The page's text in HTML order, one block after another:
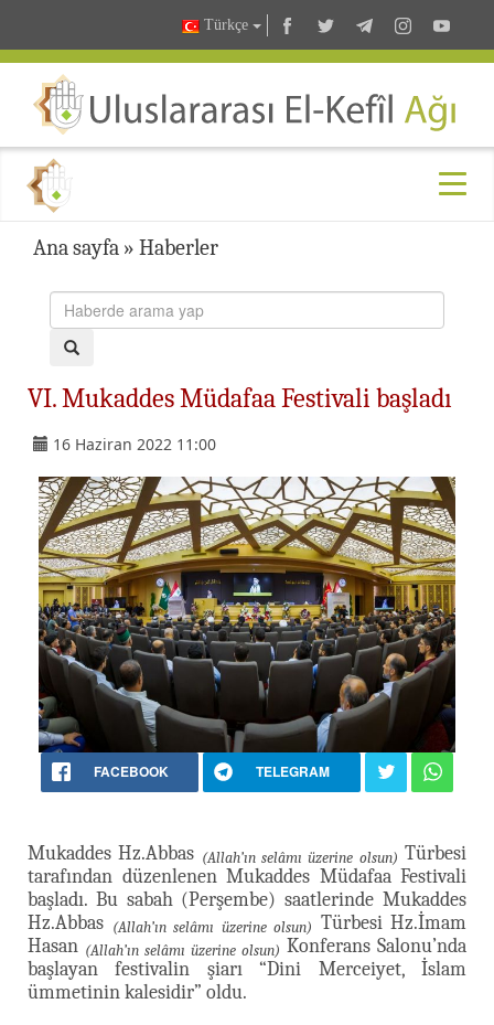
Türkçe
Ana sayfa » Haberler
VI. Mukaddes Müdafaa Festivali başladı
16 Haziran 2022 11:00
FACEBOOK TELEGRAM
Mukaddes Hz.Abbas (Allah’ın selâmı üzerine olsun) Türbesi
tarafından düzenlenen Mukaddes Müdafaa Festivali
başladı. Bu sabah (Perşembe) saatlerinde Mukaddes
Hz.Abbas (Allah’ın selâmı üzerine olsun) Türbesi Hz.İmam
Hasan (Allah’ın selâmı üzerine olsun) Konferans Salonu’nda
başlayan festivalin şiarı “Dini Merceiyet, İslam
ümmetinin kalesidir” oldu.